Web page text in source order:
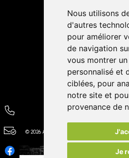
Nous utilisons
d'autres
pour améliorer
de navigation
vous montrer
personnalisé et
ciblées, pour
notre site et
provenance de
Je
4,4 / 5 65
© 2026 Autour de la Pharmacie Tous